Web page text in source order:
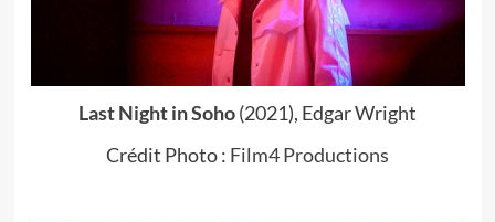
Last Night in Soho(2021), Edgar Wright
Crédit Photo : Film4 Productions